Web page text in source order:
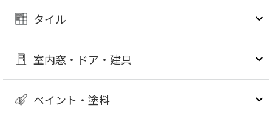
タイル
室内窓・ドア・建具
ペイント・塗料